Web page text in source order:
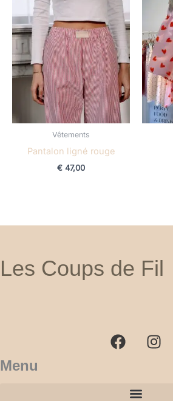
Vêtements
Pantalon ligné rouge
€ 47,00
Les Coups de Fil
c
e
s
t
Menu